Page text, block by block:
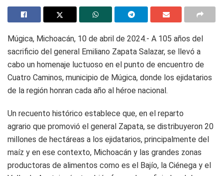
Múgica, Michoacán, 10 de abril de 2024.- A 105 años del
sacrificio del general Emiliano Zapata Salazar, se llevó a
cabo un homenaje luctuoso en el punto de encuentro de
Cuatro Caminos, municipio de Múgica, donde los ejidatarios
de la región honran cada año al héroe nacional.
Un recuento histórico establece que, en el reparto
agrario que promovió el general Zapata, se distribuyeron 20
millones de hectáreas a los ejidatarios, principalmente del
maíz y en ese contexto, Michoacán y las grandes zonas
productoras de alimentos como es el Bajío, la Ciénega y el